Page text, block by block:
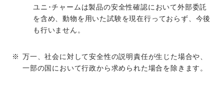
ユニ･チャームは製品の安全性確認において外部委託
を含め、動物を用いた試験を現在行っておらず、今後
も行いません。
万一、社会に対して安全性の説明責任が生じた場合や、
一部の国において行政から求められた場合を除きます。